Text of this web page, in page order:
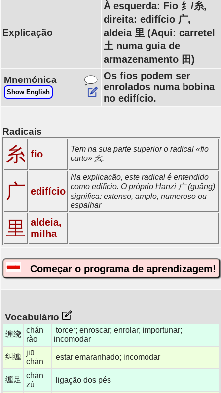
Explicação
À esquerda: Fio 纟/糸,
direita: edifício 广,
aldeia 里 (Aqui: carretel
土 numa guia de
armazenamento 田)
Mnemónica
Show English
Os fios podem ser
enrolados numa bobina
no edifício.
Radicais
糸 fio
Tem na sua parte superior o radical «fio
curto» 幺.
广 edifício
Na explicação, este radical é entendido
como edifício. O próprio Hanzi 广 (guǎng)
significa: extenso, amplo, numeroso ou
espalhar
里
aldeia,
milha
Começar o programa de aprendizagem!
Vocabulário
缠绕 chán
rào
torcer; enroscar; enrolar; importunar;
incomodar
纠缠
jiū
chán
estar emaranhado; incomodar
缠足
chán
zú
ligação dos pés